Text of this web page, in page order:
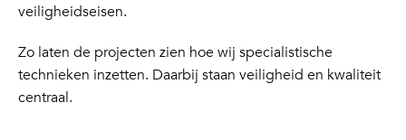
veiligheidseisen.
Zo laten de projecten zien hoe wij specialistische
technieken inzetten. Daarbij staan veiligheid en kwaliteit
centraal.